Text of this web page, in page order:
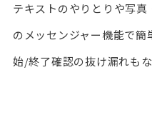
テキストのやりとりや写
のメッセンジャー機能で
始/終了確認の抜け漏れもな